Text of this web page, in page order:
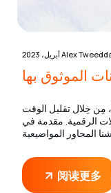
مِن خِلال تقليل الوقت
الرقمية. مقدمة في
المحاور المواضيعية
阅读更多
Alex